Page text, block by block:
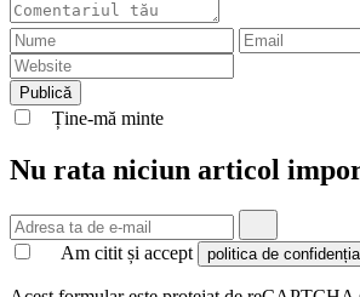
Ține-mă minte
Nu rata niciun articol
Am citit și accept politica de